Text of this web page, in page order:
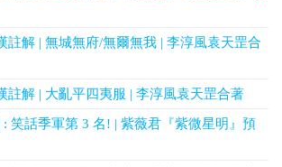
註解 | 無城無府/無爾無我 | 李淳風袁天罡合
註解 | 大亂平四夷服 | 李淳風袁天罡合著
笑話季軍第 3 名! | 紫薇君『紫微星明』預